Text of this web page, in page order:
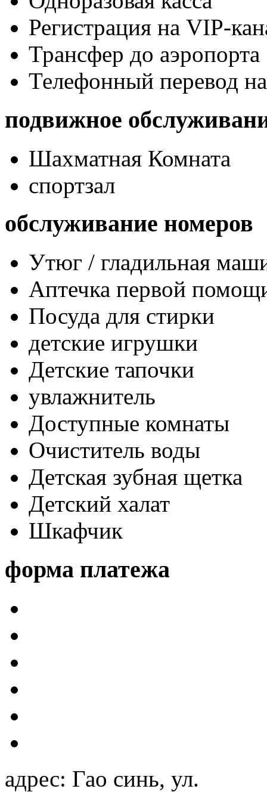
Регистрация на VIP-
Трансфер до аэропорта
Телефонный перевод
подвижное
Шахматная Комната
спортзал
обслуживание номеров
Утюг / гладильная
Аптечка первой
Посуда для стирки
детские игрушки
Детские тапочки
увлажнитель
Доступные комнаты
Очиститель воды
Детская зубная щетка
Детский халат
Шкафчик
форма платежа
адрес: Гао синь, ул.